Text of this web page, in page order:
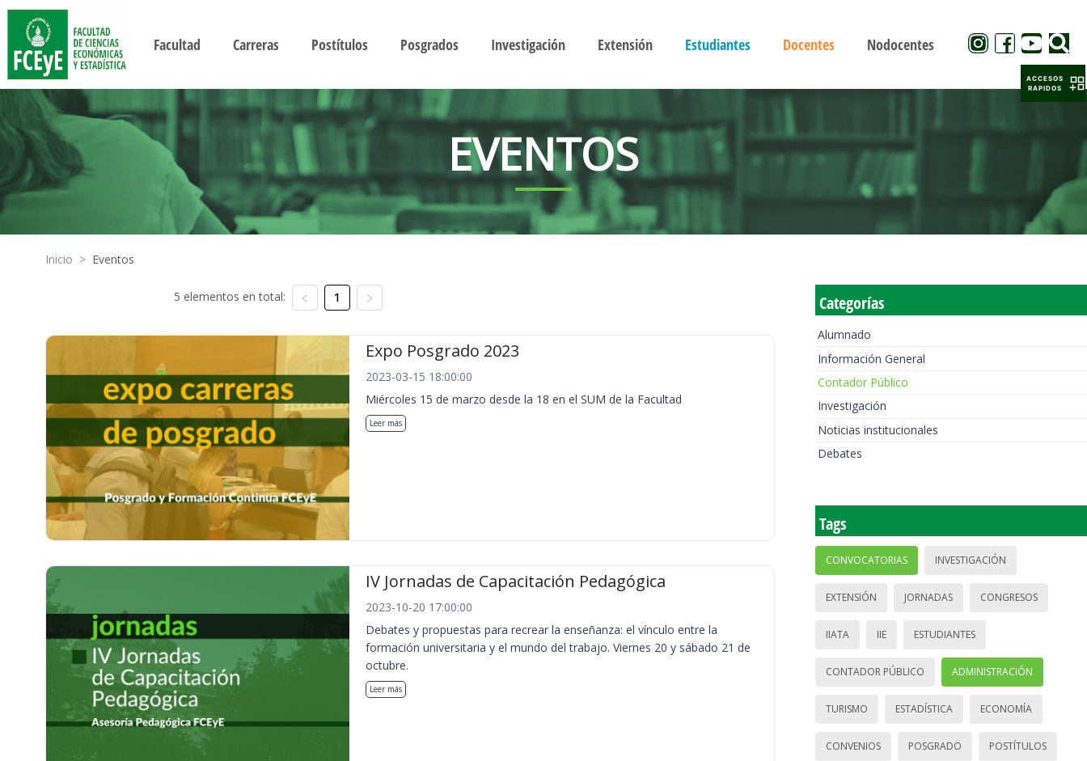
Facultad Carreras Postítulos Posgrados Investigación Extensión Estudiantes Docentes Nodocentes
EVENTOS
Inicio > Eventos
5 elementos en total: 1
Expo Posgrado 2023
2023-03-15 18:00:00
Miércoles 15 de marzo desde la 18 en el SUM de la Facultad
Leer más
IV Jornadas de Capacitación Pedagógica
2023-10-20 17:00:00
Debates y propuestas para recrear la enseñanza: el vínculo entre la
formación universitaria y el mundo del trabajo. Viernes 20 y sábado 21 de
octubre.
Leer más
Categorías
Alumnado
Información General
Contador Público
Investigación
Noticias institucionales
Debates
Tags
CONVOCATORIAS INVESTIGACIÓN
EXTENSIÓN JORNADAS CONGRESOS
IIATA IIE ESTUDIANTES
CONTADOR PÚBLICO ADMINISTRACIÓN
TURISMO ESTADÍSTICA ECONOMÍA
CONVENIOS POSGRADO POSTÍTULOS
ACCESOS
RAPIDOS